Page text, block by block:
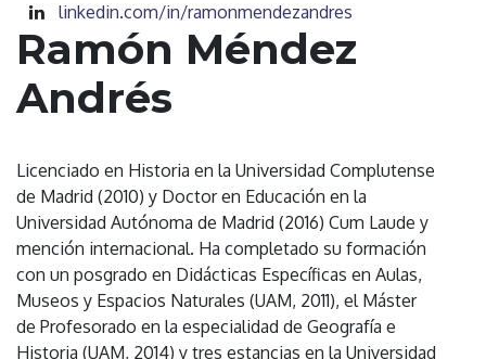
linkedin.com/in/ramonmendezandres
Ramón Méndez
Andrés
Licenciado en Historia en la Universidad Complutense
de Madrid (2010) y Doctor en Educación en la
Universidad Autónoma de Madrid (2016) Cum Laude y
mención internacional. Ha completado su formación
con un posgrado en Didácticas Específicas en Aulas,
Museos y Espacios Naturales (UAM, 2011), el Máster
de Profesorado en la especialidad de Geografía e
Historia (UAM, 2014) y tres estancias en la Universidad